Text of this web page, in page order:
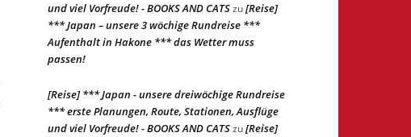
und viel Vorfreude! - BOOKS AND CATSzu[Reise]
*** Japan – unsere 3 wöchige Rundreise ***
Aufenthalt in Hakone *** das Wetter muss
passen!
[Reise] *** Japan - unsere dreiwöchige Rundreise
*** erste Planungen, Route, Stationen, Ausflüge
und viel Vorfreude! - BOOKS AND CATSzu[Reise]